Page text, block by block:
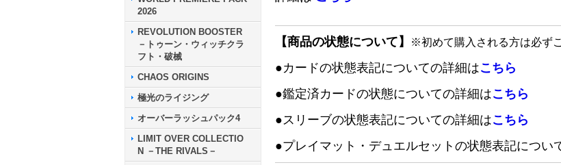
2026
REVOLUTION BOOSTER
－トゥーン・ウィッチクラ
フト・破械
CHAOS ORIGINS
極光のライジング
オーバーラッシュパック4
LIMIT OVER COLLECTIO
N －THE RIVALS－
【商品の状態について】 ※初めて購入される方は必ず
●カードの状態表記についての詳細はこちら
●鑑定済カードの状態についての詳細はこちら
●スリーブの状態表記についての詳細はこちら
●プレイマット・デュエルセットの状態表記につい